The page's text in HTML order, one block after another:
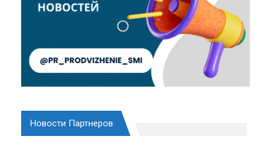
Новости Партнеров